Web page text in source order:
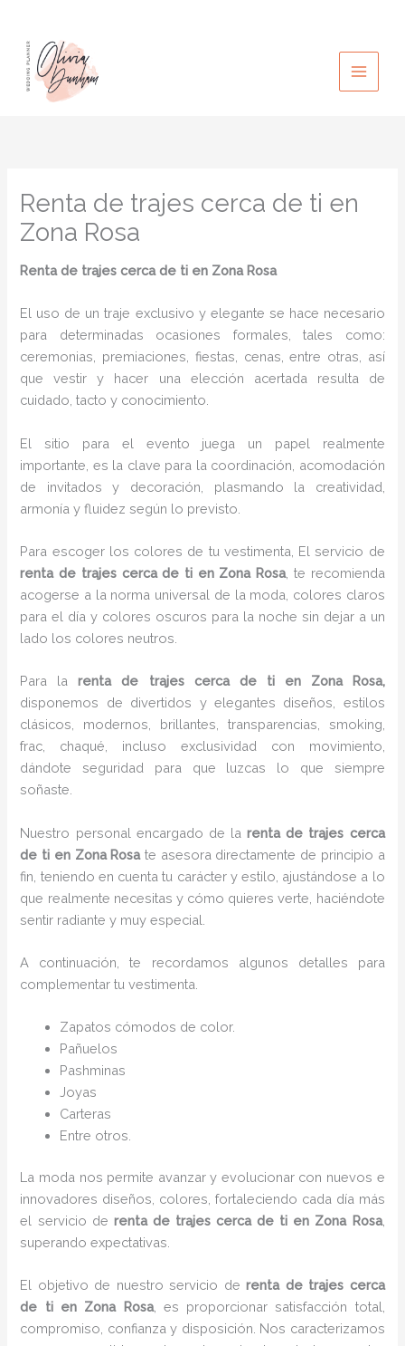
contenido
Renta de trajes cerca de ti en
Zona Rosa
Renta de trajes cerca de ti en Zona Rosa
El uso de un traje exclusivo y elegante se hace necesario
para determinadas ocasiones formales, tales como:
ceremonias, premiaciones, fiestas, cenas, entre otras, así
que vestir y hacer una elección acertada resulta de
cuidado, tacto y conocimiento.
El sitio para el evento juega un papel realmente
importante, es la clave para la coordinación, acomodación
de invitados y decoración, plasmando la creatividad,
armonía y fluidez según lo previsto.
Para escoger los colores de tu vestimenta, El servicio de
renta de trajes cerca de ti en Zona Rosa, te recomienda
acogerse a la norma universal de la moda, colores claros
para el día y colores oscuros para la noche sin dejar a un
lado los colores neutros.
Para larenta de trajes cerca de ti
en Zona Rosa,
disponemos de divertidos y elegantes diseños, estilos
clásicos, modernos, brillantes, transparencias, smoking,
frac, chaqué, incluso exclusividad con movimiento,
dándote seguridad para que luzcas lo que siempre
soñaste.
Nuestro personal encargado de larenta de trajes cerca
de ti en Zona Rosate asesora directamente de principio a
fin, teniendo en cuenta tu carácter y estilo, ajustándose a lo
que realmente necesitas y cómo quieres verte, haciéndote
sentir radiante y muy especial.
A continuación, te recordamos algunos detalles para
complementar tu vestimenta.
Zapatos cómodos de color.
Pañuelos
Pashminas
Joyas
Carteras
Entre otros.
La moda nos permite avanzar y evolucionar con nuevos e
innovadores diseños, colores, fortaleciendo cada día más
el servicio de renta de trajes cerca de ti en Zona Rosa,
superando expectativas.
El objetivo de nuestro servicio derenta de trajes cerca
de ti en Zona Rosa, es proporcionar satisfacción total,
compromiso, confianza y disposición. Nos caracterizamos